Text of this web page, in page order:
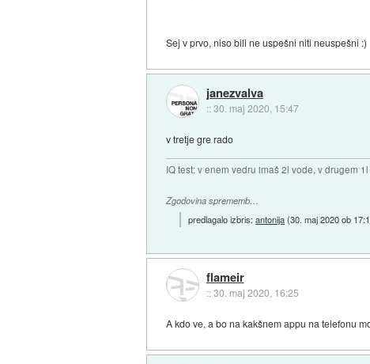
Sej v prvo, niso bili ne uspešni niti neuspešni :)
janezvalva
::30. maj 2020, 15:47
v tretje gre rado
IQ test: v enem vedru imaš 2l vode, v drugem
Zgodovina sprememb…
predlagalo izbris:antonija(30. maj 2020 ob
flameir
::30. maj 2020, 16:25
A kdo ve, a bo na kakšnem appu na telefonu